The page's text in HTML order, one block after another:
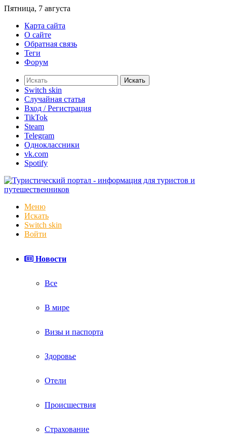
Пятница, 7 августа
Карта сайта
О сайте
Обратная связь
Теги
Форум
Искать
Switch skin
Случайная статья
Вход / Регистрация
TikTok
Steam
Telegram
Одноклассники
vk.com
Spotify
Меню
Искать
Switch skin
Войти
Новости
Все
В мире
Визы и паспорта
Здоровье
Отели
Происшествия
Страхование